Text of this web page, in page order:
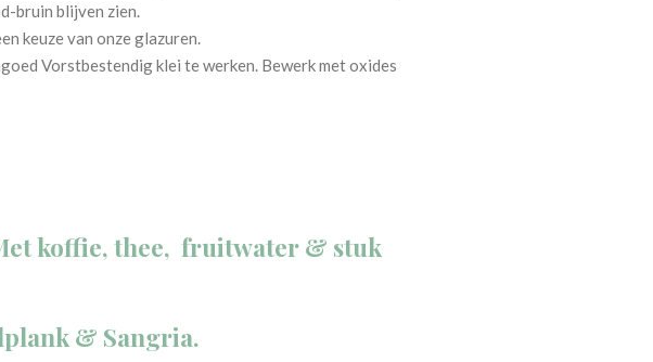
bruin blijven zien.
keuze van onze glazuren.
Vorstbestendig klei te werken. Bewerk met oxides
koffie, thee, fruitwater & stuk
& Sangria.